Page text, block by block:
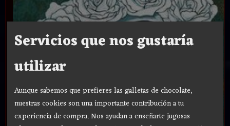
Servicios que nos gustaría
utilizar
Aunque sabemos que prefieres las galletas de chocolate,
nuestras cookies son una importante contribución a tu
experiencia de compra. Nos ayudan a enseñarte jugosas